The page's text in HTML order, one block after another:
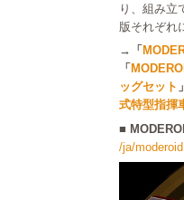
り、組み立
版それぞれ
→「
「
ッグセット
式特型指揮
■
/ja/moderoid